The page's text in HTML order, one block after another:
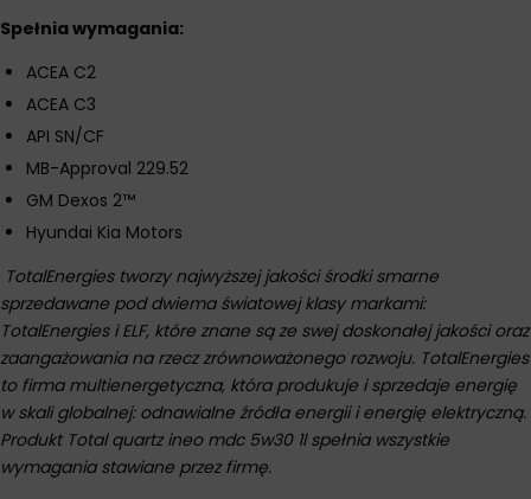
Spełnia wymagania:
ACEA C2
ACEA C3
API SN/CF
MB-Approval 229.52
GM Dexos 2™
Hyundai Kia Motors
TotalEnergies tworzy najwyższej jakości środki smarne
sprzedawane pod dwiema światowej klasy markami:
TotalEnergies i ELF, które znane są ze swej doskonałej jakości oraz
zaangażowania na rzecz zrównoważonego rozwoju. TotalEnergies
to firma multienergetyczna, która produkuje i sprzedaje energię
w skali globalnej: odnawialne źródła energii i energię elektryczną.
Produkt Total quartz ineo mdc 5w30 1l spełnia wszystkie
wymagania stawiane przez firmę.